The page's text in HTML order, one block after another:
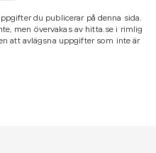
du publicerar på denna sida.
men övervakas av hitta.se i rimlig
att avlägsna uppgifter som inte är